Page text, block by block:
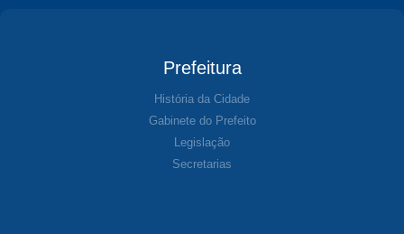
Prefeitura
História da Cidade
Gabinete do Prefeito
Legislação
Secretarias